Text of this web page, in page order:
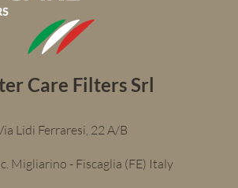
Care Filters Srl
Lidi Ferraresi, 22 A/B
Migliarino - Fiscaglia (FE) Italy